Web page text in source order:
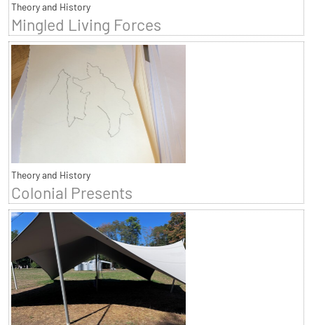
Theory and History
Mingled Living Forces
Theory and History
Colonial Presents